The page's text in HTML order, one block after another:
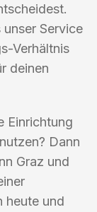
Service
Verhältnis
deinen
Einrichtung
Dann
Graz und
heute und